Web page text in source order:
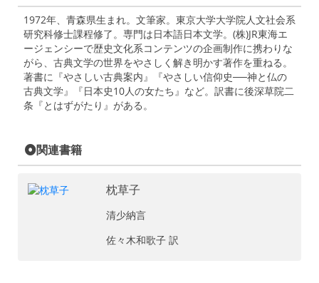
1972年、青森県生まれ。文筆家。東京大学大学院人文社会系
研究科修士課程修了。専門は日本語日本文学。(株)JR東海エ
ージェンシーで歴史文化系コンテンツの企画制作に携わりな
がら、古典文学の世界をやさしく解き明かす著作を重ねる。
著書に『やさしい古典案内』『やさしい信仰史──神と仏の
古典文学』『日本史10人の女たち』など。訳書に後深草院二
条『とはずがたり』がある。
関連書籍
枕草子
清少納言
佐々木和歌子 訳